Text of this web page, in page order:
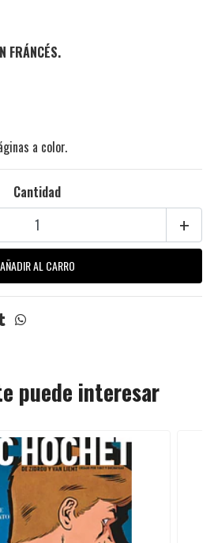
FRÁNCÉS.
a color.
Cantidad
+
puede interesar